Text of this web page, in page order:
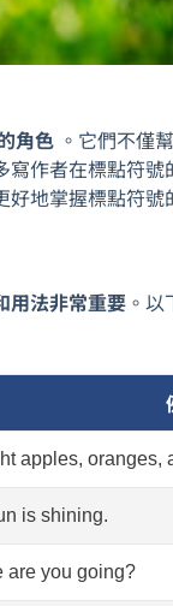
角色 。它們不僅
作者在標點符
地掌握標點符號
用法非常重要 。
apples, oranges,
is shining.
are you going?